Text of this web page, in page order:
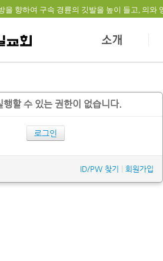
을 향하여 구속 경륜의 깃발을 높이 들고, 의와
행할 수 있는 권한이 없습니다.
로그인
ID/PW 찾기 회원가입